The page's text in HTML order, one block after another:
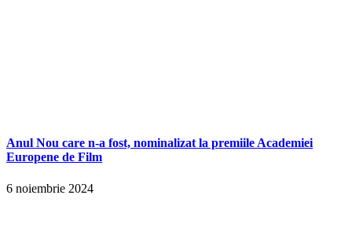
Anul Nou care n-a fost, nominalizat la premiile Academiei
Europene de Film
6 noiembrie 2024